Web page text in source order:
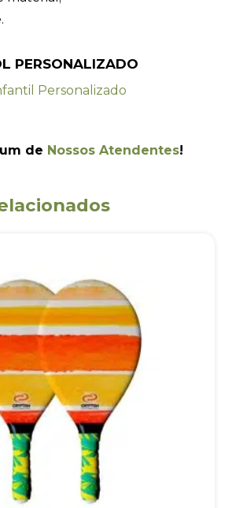
PERSONALIZADO
de Nossos Atendentes!